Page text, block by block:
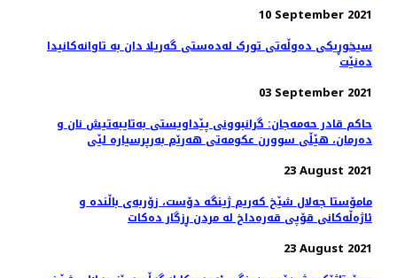
10 September 2021
سیخوڕیکی دەوڵەتی تورک لەدەستی گەریلا دان بە تاوانەکانیدا
دەنێت
03 September 2021
حاکم قادر حەمەجان: گرانبوونی پێداویستی بەتایبەتیش نان و
دەرمان، هێڵی سوورن عکومەتی هەرێم بەرپرسیارە لێی
23 August 2021
مامۆستا جەلال شێخ کەریم ژینگە دۆست، زۆربەی باڵندە و
ئاژەڵەکانی قۆپی قەرەداخ لە مردن ڕزگار دەکات
23 August 2021